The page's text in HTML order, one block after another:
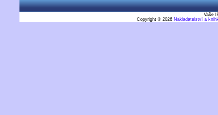
Vaše
Copyright © 2026 Nakladatelství a